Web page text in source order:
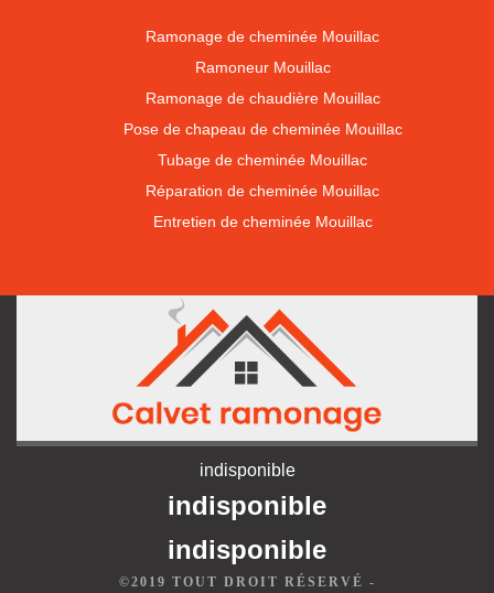
Ramonage de cheminée Mouillac
Ramoneur Mouillac
Ramonage de chaudière Mouillac
Pose de chapeau de cheminée Mouillac
Tubage de cheminée Mouillac
Réparation de cheminée Mouillac
Entretien de cheminée Mouillac
indisponible
indisponible
indisponible
©2019 TOUT DROIT RÉSERVÉ -